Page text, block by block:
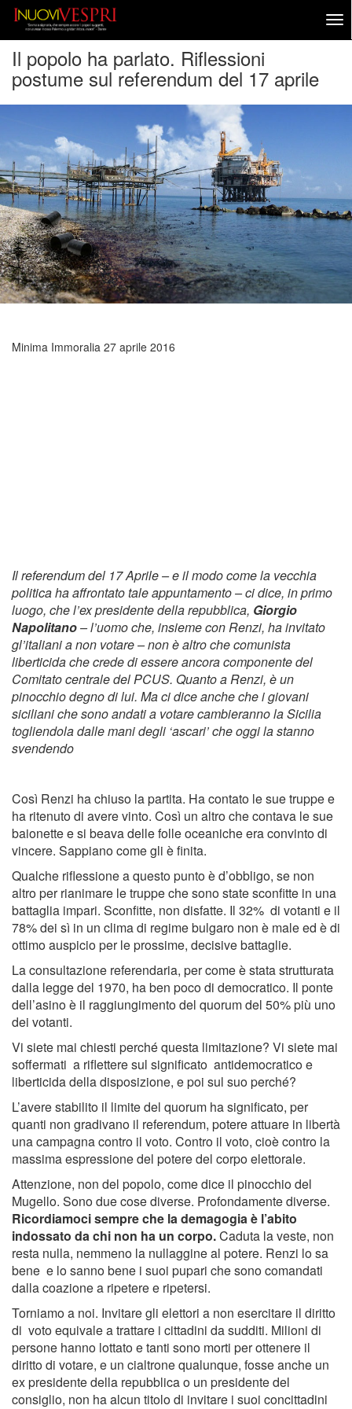
Il popolo ha parlato. Riflessioni
postume sul referendum del 17 aprile
Minima Immoralia 27 aprile 2016
Il referendum del 17 Aprile – e il modo come la vecchia
politica ha affrontato tale appuntamento – ci dice, in primo
luogo, che l’ex presidente della repubblica, Giorgio
Napolitano– l’uomo che, insieme con Renzi, ha invitato
gl’italiani a non votare – non è altro che comunista
liberticida che crede di essere ancora componente del
Comitato centrale del PCUS. Quanto a Renzi, è un
pinocchio degno di lui. Ma ci dice anche che i giovani
siciliani che sono andati a votare cambieranno la Sicilia
togliendola dalle mani degli ‘ascari’ che oggi la stanno
svendendo
Così Renzi ha chiuso la partita. Ha contato le sue truppe e
ha ritenuto di avere vinto. Così un altro che contava le sue
baionette e si beava delle folle oceaniche era convinto di
vincere. Sappiano come gli è finita.
Qualche riflessione a questo punto è d’obbligo, se non
altro per rianimare le truppe che sono state sconfitte in una
battaglia impari. Sconfitte, non disfatte. Il 32% di votanti e il
78% dei sì in un clima di regime bulgaro non è male ed è di
ottimo auspicio per le prossime, decisive battaglie.
La consultazione referendaria, per come è stata strutturata
dalla legge del 1970, ha ben poco di democratico. Il ponte
dell’asino è il raggiungimento del quorum del 50% più uno
dei votanti.
Vi siete mai chiesti perché questa limitazione? Vi siete mai
soffermati a riflettere sul significato antidemocratico e
liberticida della disposizione, e poi sul suo perché?
L’avere stabilito il limite del quorum ha significato, per
quanti non gradivano il referendum, potere attuare in libertà
una campagna contro il voto. Contro il voto, cioè contro la
massima espressione del potere del corpo elettorale.
Attenzione, non del popolo, come dice il pinocchio del
Mugello. Sono due cose diverse. Profondamente diverse.
Ricordiamoci sempre che la demagogia è l’abito
indossato da chi non ha un corpo.Caduta la veste, non
resta nulla, nemmeno la nullaggine al potere. Renzi lo sa
bene e lo sanno bene i suoi pupari che sono comandati
dalla coazione a ripetere e ripetersi.
Torniamo a noi. Invitare gli elettori a non esercitare il diritto
di voto equivale a trattare i cittadini da sudditi. Milioni di
persone hanno lottato e tanti sono morti per ottenere il
diritto di votare, e un cialtrone qualunque, fosse anche un
ex presidente della repubblica o un presidente del
consiglio, non ha alcun titolo di invitare i suoi concittadini